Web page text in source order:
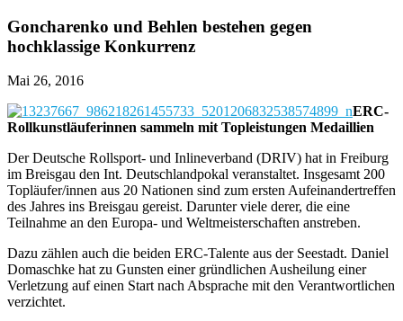
Goncharenko und Behlen bestehen gegen
hochklassige Konkurrenz
Mai 26, 2016
ERC-
Rollkunstläuferinnen sammeln mit Topleistungen Medaillien
Der Deutsche Rollsport- und Inlineverband (DRIV) hat in Freiburg
im Breisgau den Int. Deutschlandpokal veranstaltet. Insgesamt 200
Topläufer/innen aus 20 Nationen sind zum ersten Aufeinandertreffen
des Jahres ins Breisgau gereist. Darunter viele derer, die eine
Teilnahme an den Europa- und Weltmeisterschaften anstreben.
Dazu zählen auch die beiden ERC-Talente aus der Seestadt. Daniel
Domaschke hat zu Gunsten einer gründlichen Ausheilung einer
Verletzung auf einen Start nach Absprache mit den Verantwortlichen
verzichtet.